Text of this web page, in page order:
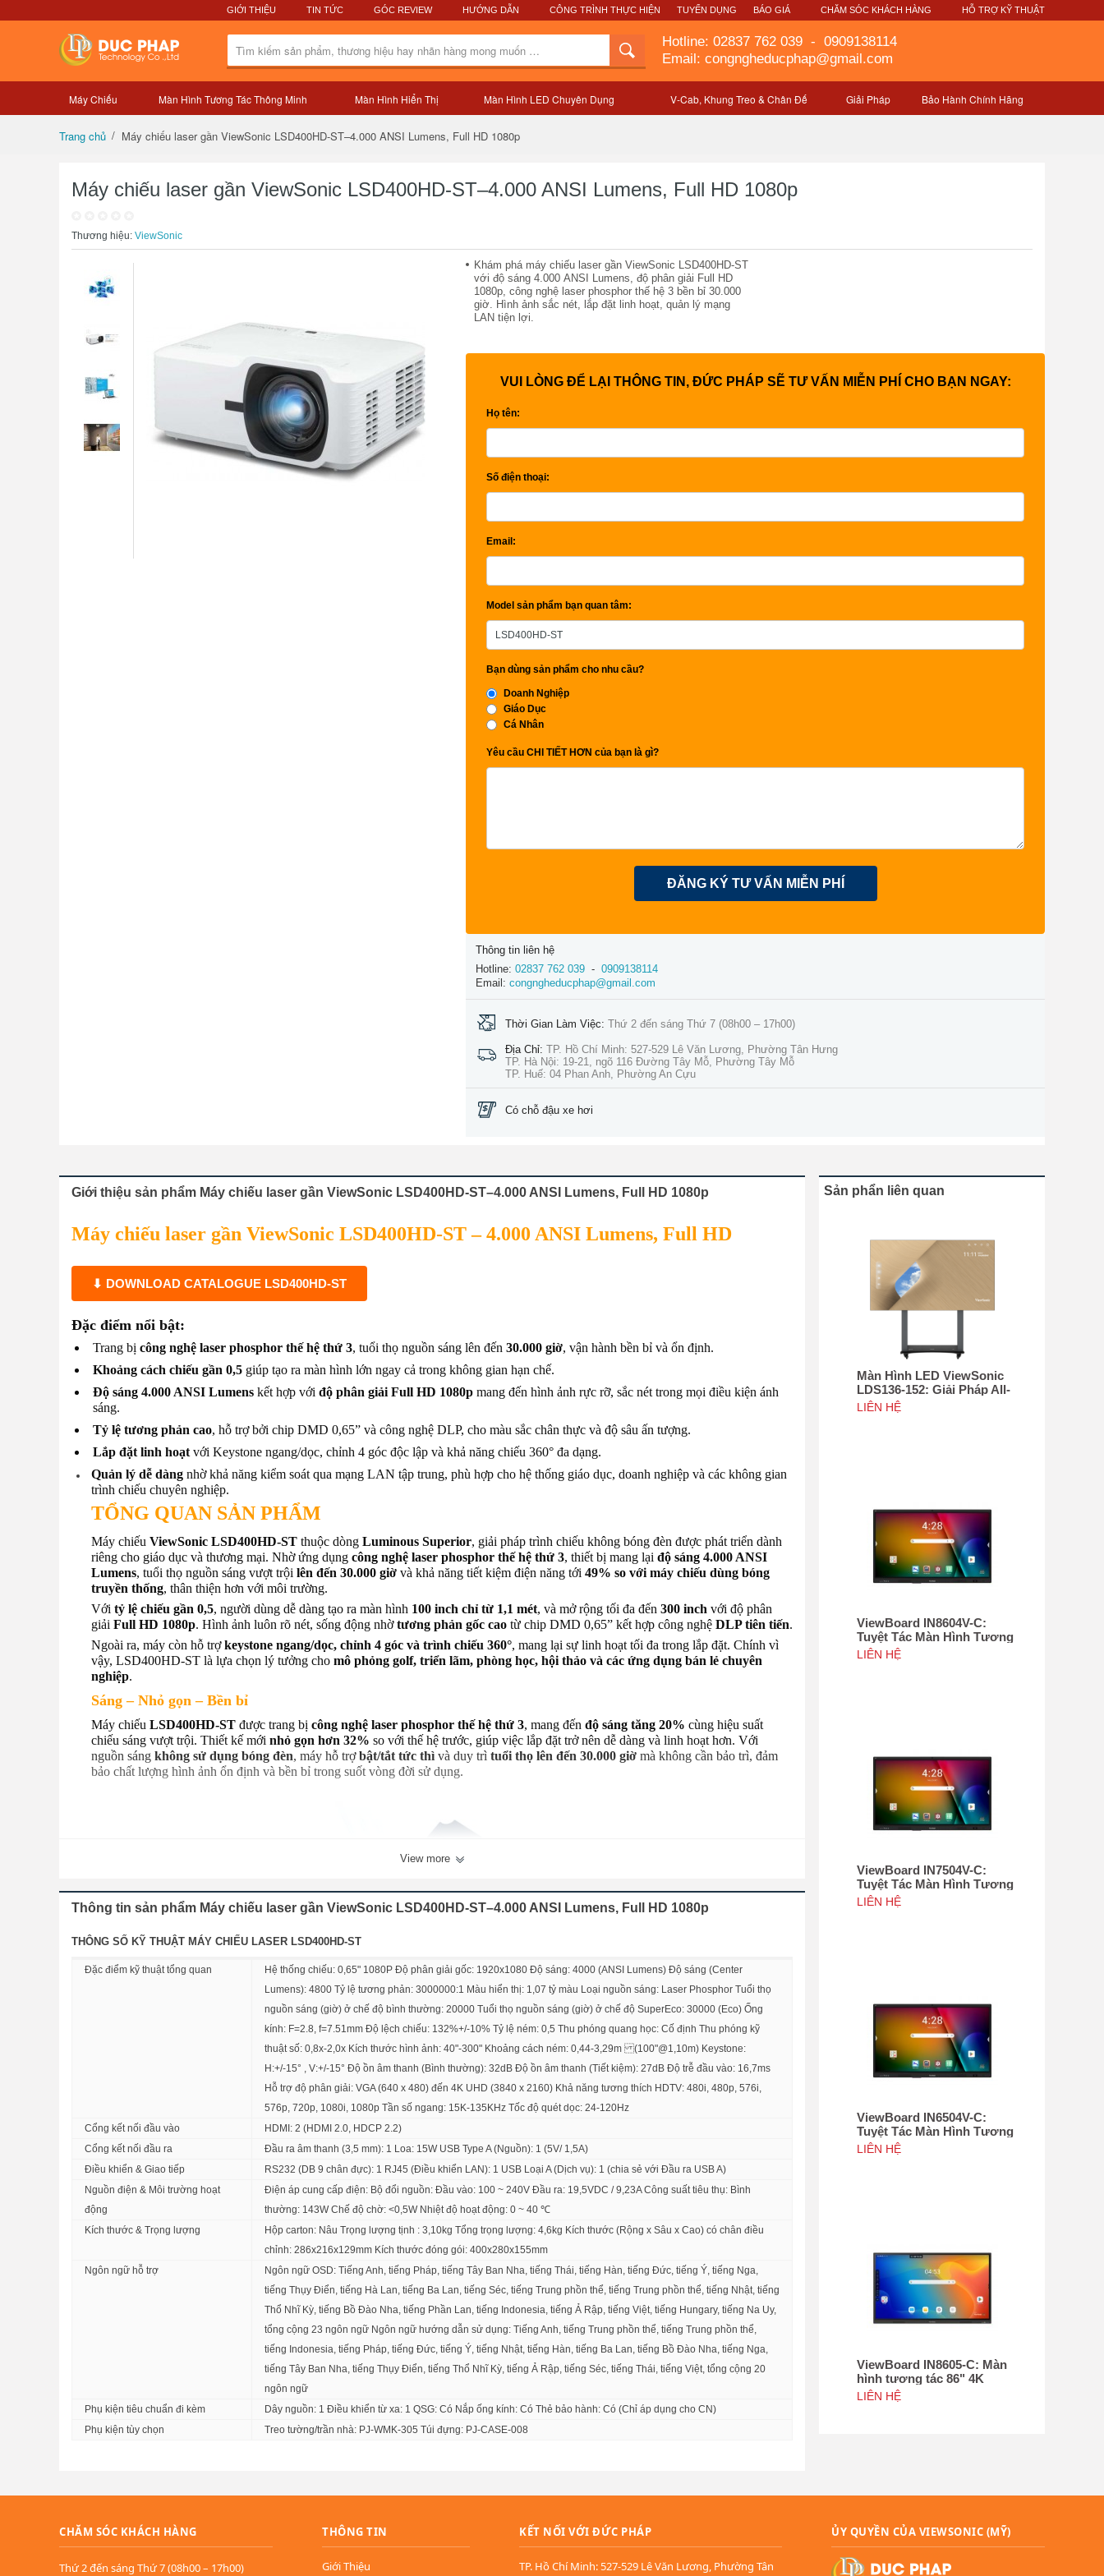
GIỚI THIỆU TIN TỨC GÓC REVIEW HƯỚNG DẪN CÔNG TRÌNH THỰC HIỆN TUYỂN DỤNG BÁO GIÁ CHĂM SÓC KHÁCH HÀNG HỖ TRỢ KỸ THUẬT
Hotline: 02837 762 039 - 0909138114
Email: congngheducphap@gmail.com
Tổng quan sản phẩm Mô tả sản phẩm
Máy Chiếu Màn Hình Tương Tác Thông Minh Màn Hình Hiển Thị Màn Hình LED Chuyên Dụng V-Cab, Khung Treo & Chân Đế Giải Pháp Bảo Hành Chính Hãng
Trang chủ Máy chiếu laser gần ViewSonic LSD400HD-ST–4.000 ANSI Lumens, Full HD 1080p
Máy chiếu laser gần ViewSonic LSD400HD-ST–4.000 ANSI Lumens, Full HD 1080p
Thương hiệu: ViewSonic
Khám phá máy chiếu laser gần ViewSonic LSD400HD-ST
với độ sáng 4.000 ANSI Lumens, độ phân giải Full HD
1080p, công nghệ laser phosphor thế hệ 3 bền bỉ 30.000
giờ. Hình ảnh sắc nét, lắp đặt linh hoạt, quản lý mạng
LAN tiện lợi.
VUI LÒNG ĐỂ LẠI THÔNG TIN, ĐỨC PHÁP SẼ TƯ VẤN MIỄN PHÍ CHO BẠN NGAY:
Họ tên:
Số điện thoại:
Email:
Model sản phẩm bạn quan tâm:
Bạn dùng sản phẩm cho nhu cầu?
Doanh Nghiệp
Giáo Dục
Cá Nhân
Yêu cầu CHI TIẾT HƠN của bạn là gì?
ĐĂNG KÝ TƯ VẤN MIỄN PHÍ
Thông tin liên hệ
Hotline: 02837 762 039 - 0909138114
Email: congngheducphap@gmail.com
Thời Gian Làm Việc: Thứ 2 đến sáng Thứ 7 (08h00 – 17h00)
Địa Chỉ: TP. Hồ Chí Minh: 527-529 Lê Văn Lương, Phường Tân Hưng
TP. Hà Nội: 19-21, ngõ 116 Đường Tây Mỗ, Phường Tây Mỗ
TP. Huế: 04 Phan Anh, Phường An Cựu
Có chỗ đậu xe hơi
Giới thiệu sản phẩm Máy chiếu laser gần ViewSonic LSD400HD-ST–4.000 ANSI Lumens, Full HD 1080p
Máy chiếu laser gần ViewSonic LSD400HD-ST – 4.000 ANSI Lumens, Full HD
⬇ DOWNLOAD CATALOGUE LSD400HD-ST
Đặc điểm nổi bật:
Trang bị công nghệ laser phosphor thế hệ thứ 3, tuổi thọ nguồn sáng lên đến 30.000 giờ, vận hành bền bỉ và ổn định.
Khoảng cách chiếu gần 0,5giúp tạo ra màn hình lớn ngay cả trong không gian hạn chế.
Độ sáng 4.000 ANSI Lumenskết hợp với độ phân giải Full HD 1080pmang đến hình ảnh rực rỡ, sắc nét trong mọi điều kiện ánh
sáng.
Tỷ lệ tương phản cao, hỗ trợ bởi chip DMD 0,65” và công nghệ DLP, cho màu sắc chân thực và độ sâu ấn tượng.
Lắp đặt linh hoạtvới Keystone ngang/dọc, chỉnh 4 góc độc lập và khả năng chiếu 360° đa dạng.
Quản lý dễ dàng nhờ khả năng kiểm soát qua mạng LAN tập trung, phù hợp cho hệ thống giáo dục, doanh nghiệp và các không gian
trình chiếu chuyên nghiệp.
TỔNG QUAN SẢN PHẨM
Máy chiếu ViewSonic LSD400HD-ST thuộc dòng Luminous Superior, giải pháp trình chiếu không bóng đèn được phát triển dành
riêng cho giáo dục và thương mại. Nhờ ứng dụng công nghệ laser phosphor thế hệ thứ 3, thiết bị mang lại độ sáng 4.000 ANSI
Lumens, tuổi thọ nguồn sáng vượt trội lên đến 30.000 giờ và khả năng tiết kiệm điện năng tới 49% so với máy chiếu dùng bóng
truyền thống, thân thiện hơn với môi trường.
Với tỷ lệ chiếu gần 0,5, người dùng dễ dàng tạo ra màn hình 100 inch chỉ từ 1,1 mét, và mở rộng tối đa đến 300 inch với độ phân
giải Full HD 1080p. Hình ảnh luôn rõ nét, sống động nhờtương phản gốc cao từ chip DMD 0,65” kết hợp công nghệ DLP tiên tiến.
Ngoài ra, máy còn hỗ trợkeystone ngang/dọc, chỉnh 4 góc và trình chiếu 360°, mang lại sự linh hoạt tối đa trong lắp đặt. Chính vì
vậy, LSD400HD-ST là lựa chọn lý tưởng cho mô phỏng golf, triển lãm, phòng học, hội thảo và các ứng dụng bán lẻ chuyên
nghiệp.
Sáng – Nhỏ gọn – Bền bỉ
Máy chiếu LSD400HD-ST được trang bị công nghệ laser phosphor thế hệ thứ 3, mang đến độ sáng tăng 20% cùng hiệu suất
chiếu sáng vượt trội. Thiết kế mới nhỏ gọn hơn 32% so với thế hệ trước, giúp việc lắp đặt trở nên dễ dàng và linh hoạt hơn. Với
nguồn sáng không sử dụng bóng đèn, máy hỗ trợbật/tắt tức thì và duy trì tuổi thọ lên đến 30.000 giờ mà không cần bảo trì, đảm
bảo chất lượng hình ảnh ổn định và bền bỉ trong suốt vòng đời sử dụng.
Độ sắc nét vượt trội trong từng khung hình
độ sáng 4.000 ANSI Lumenscùngđộ phân giải Full HD 1080p, máy chiếuLSD400HD-STmang đến hình ảnh rõ ràng,
sống động với màu sắc trung thực. Đây là lựa chọn hoàn hảo cho cácphòng mô phỏng golf, không gian triển lãmhaykhu vực bán
, nơi cần trải nghiệm trình chiếu chất lượng cao và chi tiết tinh tế.
View more
Thông tin sản phẩm Máy chiếu laser gần ViewSonic LSD400HD-ST–4.000 ANSI Lumens, Full HD 1080p
THÔNG SỐ KỸ THUẬT MÁY CHIẾU LASER LSD400HD-ST
Đặc điểm kỹ thuật tổng quan
Hệ thống chiếu: 0,65" 1080P Độ phân giải gốc: 1920x1080 Độ sáng: 4000 (ANSI Lumens) Độ sáng (Center
Lumens): 4800 Tỷ lệ tương phản: 3000000:1 Màu hiển thị: 1,07 tỷ màu Loại nguồn sáng: Laser Phosphor Tuổi thọ
nguồn sáng (giờ) ở chế độ bình thường: 20000 Tuổi thọ nguồn sáng (giờ) ở chế độ SuperEco: 30000 (Eco) Ống
kính: F=2.8, f=7.51mm Độ lệch chiếu: 132%+/-10% Tỷ lệ ném: 0,5 Thu phóng quang học: Cố định Thu phóng kỹ
thuật số: 0,8x-2,0x Kích thước hình ảnh: 40"-300" Khoảng cách ném: 0,44-3,29m (100"@1,10m) Keystone:
H:+/-15° , V:+/-15° Độ ồn âm thanh (Bình thường): 32dB Độ ồn âm thanh (Tiết kiệm): 27dB Độ trễ đầu vào: 16,7ms
Hỗ trợ độ phân giải: VGA (640 x 480) đến 4K UHD (3840 x 2160) Khả năng tương thích HDTV: 480i, 480p, 576i,
576p, 720p, 1080i, 1080p Tần số ngang: 15K-135KHz Tốc độ quét dọc: 24-120Hz
Cổng kết nối đầu vào
HDMI: 2 (HDMI 2.0, HDCP 2.2)
Cổng kết nối đầu ra
Đầu ra âm thanh (3,5 mm): 1 Loa: 15W USB Type A (Nguồn): 1 (5V/ 1,5A)
Điều khiển & Giao tiếp
RS232 (DB 9 chân đực): 1 RJ45 (Điều khiển LAN): 1 USB Loại A (Dịch vụ): 1 (chia sẻ với Đầu ra USB A)
Nguồn điện & Môi trường hoạt
động
Điện áp cung cấp điện: Bộ đổi nguồn: Đầu vào: 100 ~ 240V Đầu ra: 19,5VDC / 9,23A Công suất tiêu thụ: Bình
thường: 143W Chế độ chờ: <0,5W Nhiệt độ hoạt động: 0 ~ 40 ℃
Kích thước & Trọng lượng
Hộp carton: Nâu Trọng lượng tịnh : 3,10kg Tổng trọng lượng: 4,6kg Kích thước (Rộng x Sâu x Cao) có chân điều
chỉnh: 286x216x129mm Kích thước đóng gói: 400x280x155mm
Ngôn ngữ hỗ trợ
Ngôn ngữ OSD: Tiếng Anh, tiếng Pháp, tiếng Tây Ban Nha, tiếng Thái, tiếng Hàn, tiếng Đức, tiếng Ý, tiếng Nga,
tiếng Thụy Điển, tiếng Hà Lan, tiếng Ba Lan, tiếng Séc, tiếng Trung phồn thể, tiếng Trung phồn thể, tiếng Nhật, tiếng
Thổ Nhĩ Kỳ, tiếng Bồ Đào Nha, tiếng Phần Lan, tiếng Indonesia, tiếng Ả Rập, tiếng Việt, tiếng Hungary, tiếng Na Uy,
tổng cộng 23 ngôn ngữ Ngôn ngữ hướng dẫn sử dụng: Tiếng Anh, tiếng Trung phồn thể, tiếng Trung phồn thể,
tiếng Indonesia, tiếng Pháp, tiếng Đức, tiếng Ý, tiếng Nhật, tiếng Hàn, tiếng Ba Lan, tiếng Bồ Đào Nha, tiếng Nga,
tiếng Tây Ban Nha, tiếng Thụy Điển, tiếng Thổ Nhĩ Kỳ, tiếng Ả Rập, tiếng Séc, tiếng Thái, tiếng Việt, tổng cộng 20
ngôn ngữ
Phụ kiện tiêu chuẩn đi kèm
Dây nguồn: 1 Điều khiển từ xa: 1 QSG: Có Nắp ống kính: Có Thẻ bảo hành: Có (Chỉ áp dụng cho CN)
Phụ kiện tùy chọn
Treo tường/trần nhà: PJ-WMK-305 Túi đựng: PJ-CASE-008
Sản phẩn liên quan
Màn Hình LED ViewSonic
LDS136-152: Giải Pháp All-
in-One Di Động Hàng Đầu
LIÊN HỆ
ViewBoard IN8604V-C:
Tuyệt Tác Màn Hình Tương
Tác 86", Tích hợp camera
4K độ phân giải 50MP, NFC
LIÊN HỆ
ViewBoard IN7504V-C:
Tuyệt Tác Màn Hình Tương
Tác 75", Tích hợp camera
4K độ phân giải 50MP, NFC
LIÊN HỆ
ViewBoard IN6504V-C:
Tuyệt Tác Màn Hình Tương
Tác 65inch, Tích hợp
camera 4K độ phân giải
LIÊN HỆ
ViewBoard IN8605-C: Màn
hình tương tác 86" 4K
ViewBoard Chứng nhận
Google EDLA
LIÊN HỆ
CHĂM SÓC KHÁCH HÀNG
Thứ 2 đến sáng Thứ 7 (08h00 – 17h00)
THÔNG TIN
Giới Thiệu
KẾT NỐI VỚI ĐỨC PHÁP
TP. Hồ Chí Minh: 527-529 Lê Văn Lương, Phường Tân
ỦY QUYỀN CỦA VIEWSONIC (MỸ)